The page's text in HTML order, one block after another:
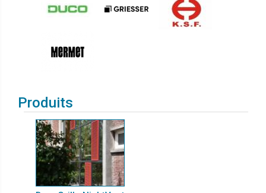
Produits